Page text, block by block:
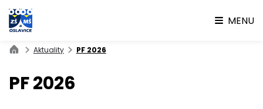
MENU
Aktuality PF 2026
PF 2026